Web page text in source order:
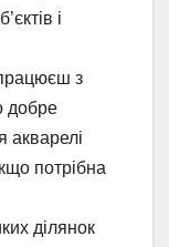
і
з
добре
акварелі
потрібна
ділянок